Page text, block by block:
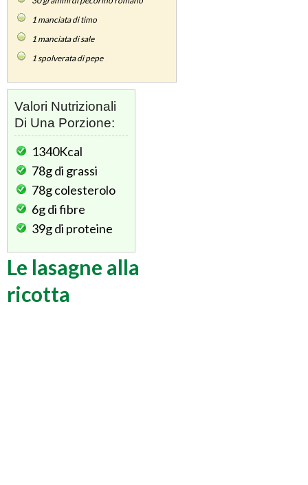
1 manciata di timo
1 manciata di sale
1spolverata di pepe
Valori Nutrizionali
Di Una Porzione:
1340Kcal
78gdi grassi
78gcolesterolo
6gdi fibre
39gdi proteine
Le lasagne alla
ricotta